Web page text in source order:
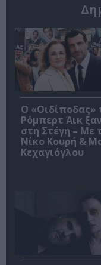
O «Οιδίποδας»
Ρόμπερτ Άικ
στη Στέγη – Με
Νίκο Κουρή &
Κεχαγιόγλου